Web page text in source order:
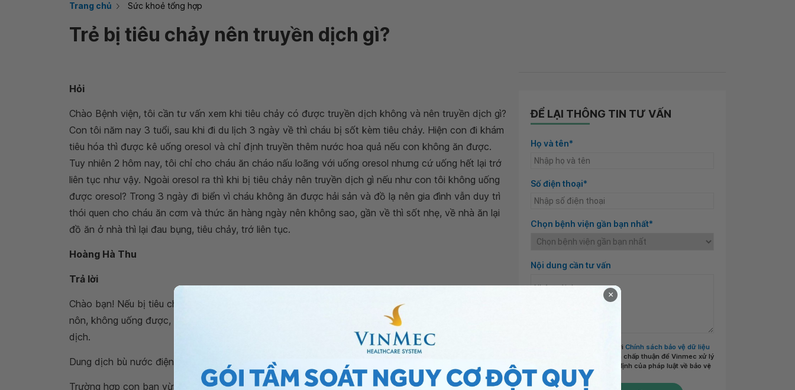
Trang chủ Sức khoẻ tổng hợp
Trẻ bị tiêu chảy nên truyền dịch gì?
Hỏi
Chào Bệnh viện, tôi cần tư vấn xem khi tiêu chảy có được truyền dịch không và nên truyền dịch gì?
Con tôi năm nay 3 tuổi, sau khi đi du lịch 3 ngày về thì cháu bị sốt kèm tiêu chảy. Hiện con đi khám
tiêu hóa thì được kê uống oresol và chỉ định truyền thêm nước hoa quả nếu con không ăn được.
Tuy nhiên 2 hôm nay, tôi chỉ cho cháu ăn cháo nấu loãng với uống oresol nhưng cứ uống hết lại trớ
liên tục như vậy. Ngoài oresol ra thì khi bị tiêu chảy nên truyền dịch gì nếu như con tôi không uống
được oresol? Trong 3 ngày đi biển vì cháu không ăn được hải sản và đồ lạ nên gia đình vẫn duy trì
thói quen cho cháu ăn cơm và thức ăn hàng ngày nên không sao, gần về thì sốt nhẹ, về nhà ăn lại
đồ ăn ở nhà thì lại đau bụng, tiêu chảy, trớ liên tục.
Hoàng Hà Thu
Trả lời
Chào bạn! Nếu bị tiêu chảy nhẹ, bạn nên cho bé uống nước bù điện giải oresol
nôn, không uống được, hoặc uống ORS đúng cách mà trẻ vẫn bị tiêu chảy mất nước thì cần truyền
dịch.
Dung dịch bù nước điện giải: lactate ringer, natri clorua 0,9%, bicarbonate natri 1,4%...).
Trường hợp con bạn vừa nôn, sốt, đại tiện phân lỏng, cháu đã được uống ORS nhưng trẻ không đỡ
ĐỂ LẠI THÔNG TIN TƯ VẤN
Họ và tên*
Số điện thoại*
Chọn bệnh viện gần bạn nhất*
Nội dung cần tư vấn
Tôi đã đọc và đồng ý với Chính sách bảo vệ dữ liệu
và chấp thuận để Vinmec xử lý
DLCN của tôi theo quy định của pháp luật về bảo vệ
DLCN.
×